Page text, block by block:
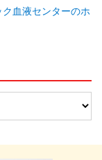
血液センターのホ